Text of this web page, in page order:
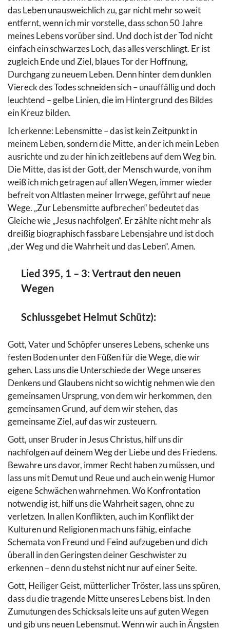
das Leben unausweichlich zu, gar nicht mehr so weit
entfernt, wenn ich mir vorstelle, dass schon 50 Jahre
meines Lebens vorüber sind. Und doch ist der Tod nicht
einfach ein schwarzes Loch, das alles verschlingt. Er ist
zugleich Ende und Ziel, blaues Tor der Hoffnung,
Durchgang zu neuem Leben. Denn hinter dem dunklen
Viereck des Todes schneiden sich – unauffällig und doch
leuchtend – gelbe Linien, die im Hintergrund des Bildes
ein Kreuz bilden.
Ich erkenne: Lebensmitte – das ist kein Zeitpunkt in
meinem Leben, sondern die Mitte, an der ich mein Leben
ausrichte und zu der hin ich zeitlebens auf dem Weg bin.
Die Mitte, das ist der Gott, der Mensch wurde, von ihm
weiß ich mich getragen auf allen Wegen, immer wieder
befreit von Altlasten meiner Irrwege, geführt auf neue
Wege. „Zur Lebensmitte aufbrechen“ bedeutet das
Gleiche wie „Jesus nachfolgen“. Er zählte nicht mehr als
dreißig biographisch fassbare Lebensjahre und ist doch
„der Weg und die Wahrheit und das Leben“. Amen.
Lied 395, 1 – 3: Vertraut den neuen
Wegen
Schlussgebet Helmut Schütz):
Gott, Vater und Schöpfer unseres Lebens, schenke uns
festen Boden unter den Füßen für die Wege, die wir
gehen. Lass uns die Unterschiede der Wege unseres
Denkens und Glaubens nicht so wichtig nehmen wie den
gemeinsamen Ursprung, von dem wir herkommen, den
gemeinsamen Grund, auf dem wir stehen, das
gemeinsame Ziel, auf das wir zusteuern.
Gott, unser Bruder in Jesus Christus, hilf uns dir
nachfolgen auf deinem Weg der Liebe und des Friedens.
Bewahre uns davor, immer Recht haben zu müssen, und
lass uns mit Demut und Reue und auch ein wenig Humor
eigene Schwächen wahrnehmen. Wo Konfrontation
notwendig ist, hilf uns die Wahrheit sagen, ohne zu
verletzen. In allen Konflikten, auch im Konflikt der
Kulturen und Religionen mach uns fähig, einfache
Schemata von Freund und Feind aufzugeben und dich
überall in den Geringsten deiner Geschwister zu
erkennen – denn du stehst nicht nur auf einer Seite.
Gott, Heiliger Geist, mütterlicher Tröster, lass uns spüren,
dass du die tragende Mitte unseres Lebens bist. In den
Zumutungen des Schicksals leite uns auf guten Wegen
und gib uns neuen Lebensmut. Wenn wir auch in Ängsten